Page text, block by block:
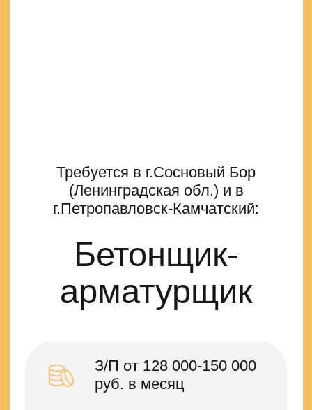
Откликнуться →
З/П от 128 000-150 000
руб. в месяц